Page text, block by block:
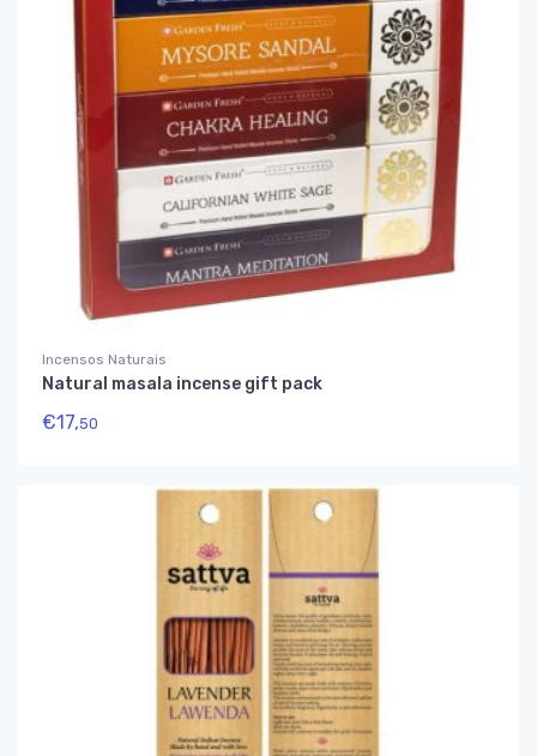
Incensos Naturais
Natural masala incense gift pack
€17,50